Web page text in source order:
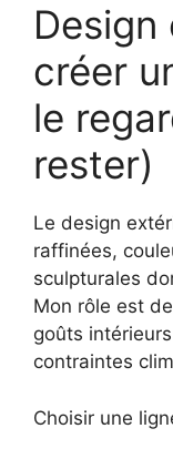
créer
le
rester)
Le design
raffinées,
sculpturales
Mon rôle est
goûts
contraintes
Choisir une